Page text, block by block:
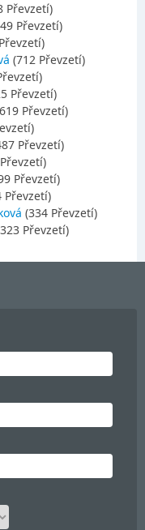
Převzetí)
Převzetí)
(712 Převzetí)
Převzetí)
Převzetí)
Převzetí)
Převzetí)
Převzetí)
(334 Převzetí)
Převzetí)